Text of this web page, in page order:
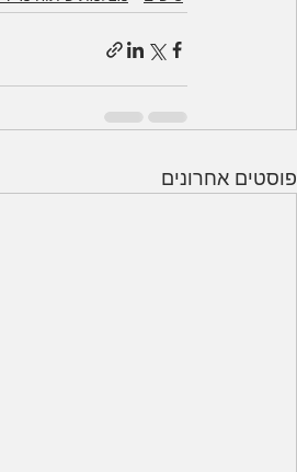
פוסטים אחרונים